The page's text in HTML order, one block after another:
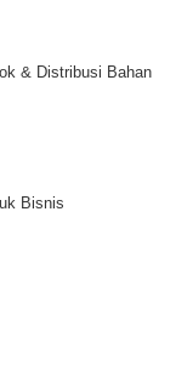
& Distribusi Bahan
Bisnis